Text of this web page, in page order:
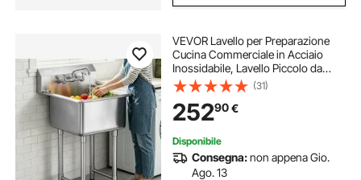
VEVOR Lavello per Preparazione
Cucina Commerciale in Acciaio
Inossidabile, Lavello Piccolo da
Appoggio con Rubinetto, Lavello
Commerciale a Vasca Singola
Carico 104 kg, Lavello per Garage
Ristorante
(31)
25290€
Disponibile
Consegna:non appena Gio.
Ago. 13